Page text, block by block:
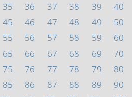
35 36 37 38 39
40
45 46 47 48 49
50
55 56 57 58 59
60
65 66 67 68 69
70
75 76 77 78 79
80
85 86 87 88 89
90